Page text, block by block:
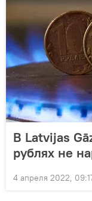
В Latvijas
рублях не
4 апреля 2022,